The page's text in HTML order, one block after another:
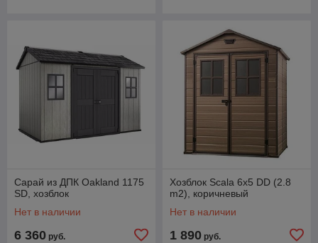
Сарай из ДПК Oakland 1175
SD, хозблок
Нет в наличии
6 360 руб.
Хозблок Scala 6x5 DD (2.8
m2), коричневый
Нет в наличии
1 890 руб.